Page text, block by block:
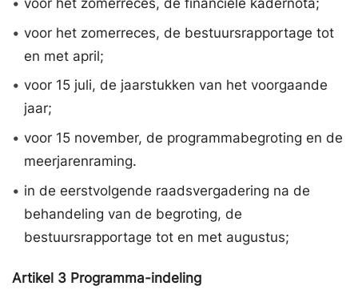
• voor het zomerreces, de financiële kadernota;
• voor het zomerreces, de bestuursrapportage tot
en met april;
• voor 15 juli, de jaarstukken van het voorgaande
jaar;
• voor 15 november, de programmabegroting en de
meerjarenraming.
• in de eerstvolgende raadsvergadering na de
behandeling van de begroting, de
bestuursrapportage tot en met augustus;
Artikel 3 Programma-indeling